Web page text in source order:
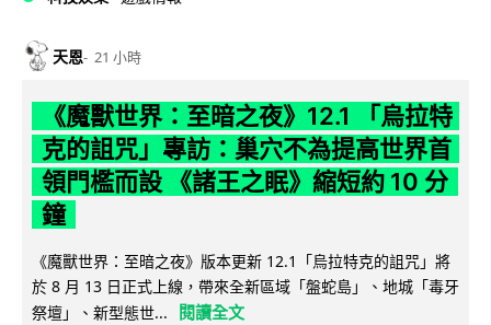
天恩 21 小時
《魔獸世界：至暗之夜》12.1 「烏拉特
克的詛咒」專訪：巢穴不為提高世界首
領門檻而設 《諸王之眠》縮短約 10 分
鐘
《魔獸世界：至暗之夜》版本更新 12.1「烏拉特克的詛咒」將
於 8 月 13 日正式上線，帶來全新區域「盤蛇島」、地城「毒牙
祭壇」、新型態世...
閱讀全文